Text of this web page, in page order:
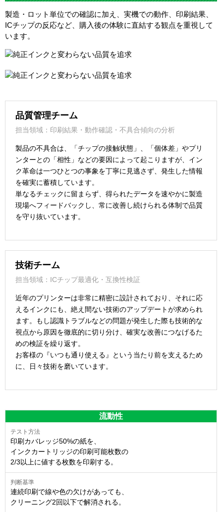
製造・ロット単位での確認に加え、実機での動作、印刷結果、
ICチップの反応など、購入後の体験に直結する観点を重視して
います。
品質管理チーム
担当領域：印刷結果・動作確認・不具合傾向の分析
製品の不具合は、「チップの接触状態」、「個体差」やプリ
ンターとの「相性」などの要因によって起こりますが、イン
ク革命は一つひとつの事象を丁寧に見逃さず、発生した情報
を確実に蓄積しています。
単なるチェックに留まらず、得られたデータを速やかに製造
現場へフィードバックし、常に改善し続けられる体制で品質
を守り抜いています。
技術チーム
担当領域：ICチップ最適化・互換性検証
近年のプリンターは非常に精密に設計されており、それに応
えるインクにも、絶え間ない技術のアップデートが求められ
ます。もし認識トラブルなどの問題が発生した際も技術的な
視点から原因を徹底的に切り分け、確実な改善につなげるた
めの検証を繰り返す。
お客様の『いつも通り使える』という当たり前を支えるため
に、日々技術を磨いています。
流動性
印刷カバレッジ50%の紙を、
インクカートリッジの印刷可能枚数の
2/3以上に値する枚数を印刷する。
連続印刷で線や色の欠けがあっても、
クリーニング2回以下で解消される。